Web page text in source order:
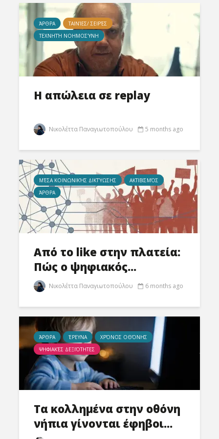
ΆΡΘΡΑ
ΤΑΙΝΊΕΣ/ ΣΕΙΡΈΣ
ΤΕΧΝΗΤΉ ΝΟΗΜΟΣΎΝΗ
Η απώλεια σε replay
Νικολέττα Παναγιωτοπούλου 5 months ago
MΈΣΑ ΚΟΙΝΩΝΙΚΉΣ ΔΙΚΤΎΩΣΗΣ
ΑΚΤΙΒΙΣΜΌΣ
ΆΡΘΡΑ
Από το like στην πλατεία:
Πώς ο ψηφιακός...
Νικολέττα Παναγιωτοπούλου 6 months ago
ΆΡΘΡΑ ΈΡΕΥΝΑ
ΧΡΌΝΟΣ ΟΘΌΝΗΣ
ΨΗΦΙΑΚΈΣ ΔΕΞΙΌΤΗΤΕΣ
Τα κολλημένα στην οθόνη
νήπια γίνονται έφηβοι...